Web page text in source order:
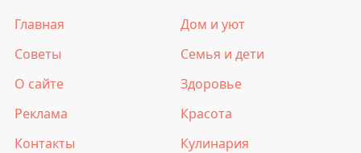
Главная
Советы
О сайте
Реклама
Контакты
Дом и уют
Семья и дети
Здоровье
Красота
Кулинария